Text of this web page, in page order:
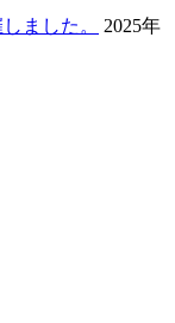
ました。
2025年